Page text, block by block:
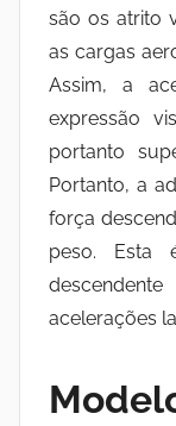
são os atrito
as cargas
Assim, a
expressão
portanto
Portanto, a
força
peso.
acelerações